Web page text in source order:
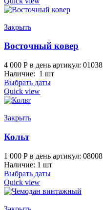
Закрыть
Восточный ковер
4 000 Р в день артикул: 01038
Наличие: 1 шт
Выбрать даты
Quick view
Закрыть
Кольт
1 000 Р в день артикул: 08008
Наличие: 1 шт
Выбрать даты
Quick view